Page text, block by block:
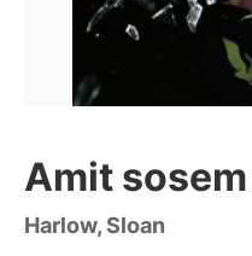
Amit
Harlow, Sloan